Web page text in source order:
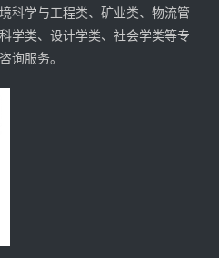
科学与工程类、矿业类、物流管
学类、设计学类、社会学类等专
询服务。